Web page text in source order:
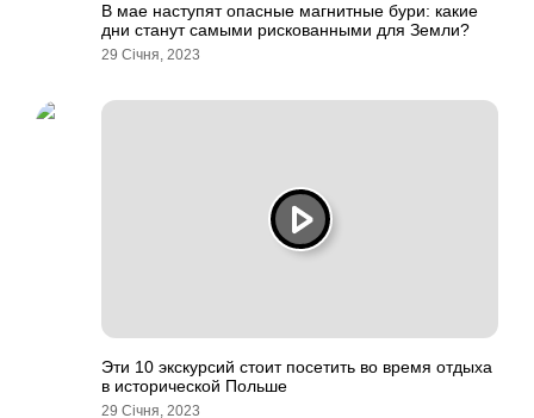
В мае наступят опасные магнитные бури: какие
дни станут самыми рискованными для Земли?
29 Січня, 2023
Эти 10 экскурсий стоит посетить во время отдыха
в исторической Польше
29 Січня, 2023